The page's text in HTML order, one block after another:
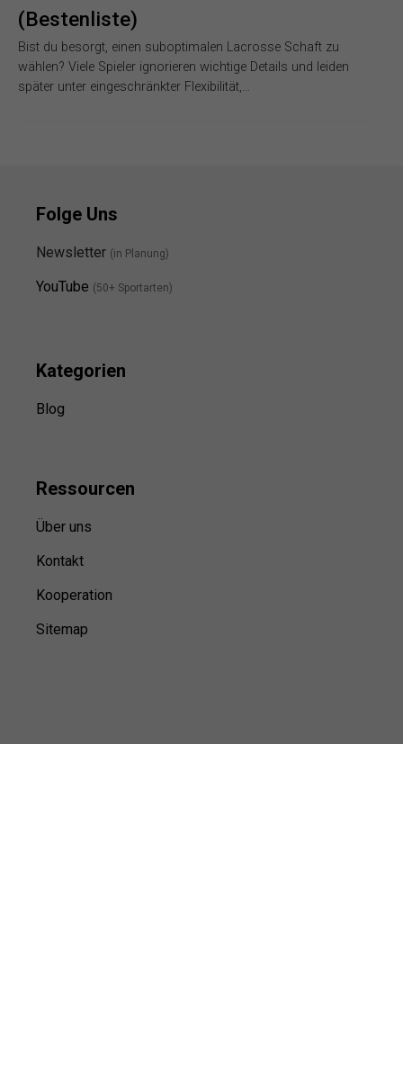
(Bestenliste)
Bist du besorgt, einen suboptimalen Lacrosse Schaft zu
wählen? Viele Spieler ignorieren wichtige Details und leiden
später unter eingeschränkter Flexibilität,…
Folge Uns
Newsletter (in Planung)
YouTube (50+ Sportarten)
Kategorien
Blog
Ressourcen
Über uns
Kontakt
Kooperation
Sitemap